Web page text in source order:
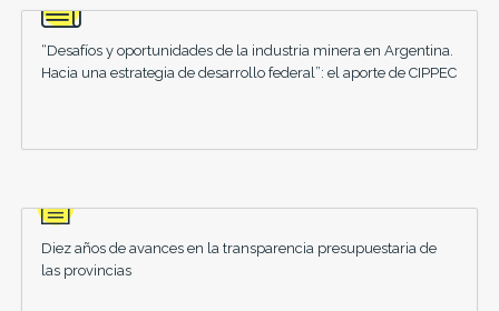
“Desafíos y oportunidades de la industria minera en Argentina.
Hacia una estrategia de desarrollo federal”: el aporte de CIPPEC
Diez años de avances en la transparencia presupuestaria de
las provincias